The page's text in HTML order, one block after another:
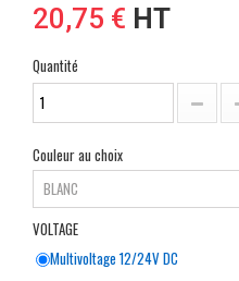
20,75 € HT
Quantité
Couleur au choix
VOLTAGE
Multivoltage 12/24V DC